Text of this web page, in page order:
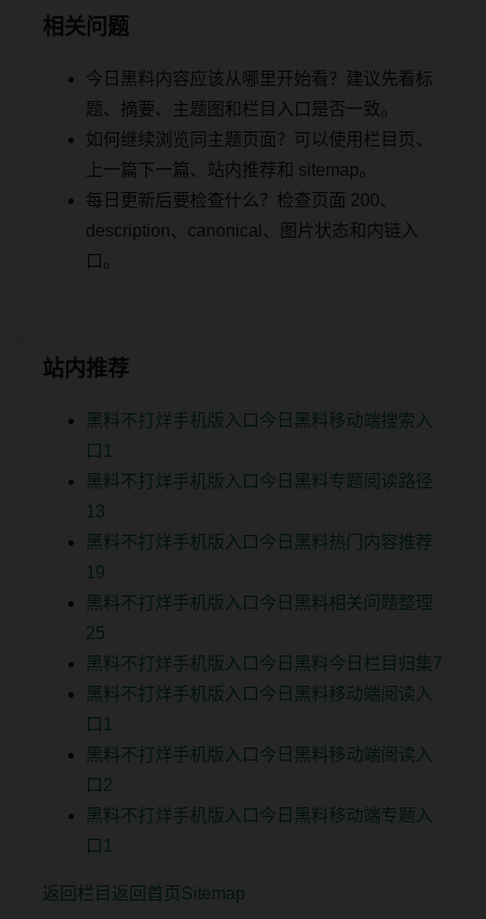
相关问题
今日黑料内容应该从哪里开始看？建议先看标
题、摘要、主题图和栏目入口是否一致。
如何继续浏览同主题页面？可以使用栏目页、
上一篇下一篇、站内推荐和 sitemap。
每日更新后要检查什么？检查页面 200、
description、canonical、图片状态和内链入
口。
站内推荐
黑料不打烊手机版入口今日黑料移动端搜索入
口1
黑料不打烊手机版入口今日黑料专题阅读路径
13
黑料不打烊手机版入口今日黑料热门内容推荐
19
黑料不打烊手机版入口今日黑料相关问题整理
25
黑料不打烊手机版入口今日黑料今日栏目归集7
黑料不打烊手机版入口今日黑料移动端阅读入
口1
黑料不打烊手机版入口今日黑料移动端阅读入
口2
黑料不打烊手机版入口今日黑料移动端专题入
口1
返回栏目 返回首页 Sitemap